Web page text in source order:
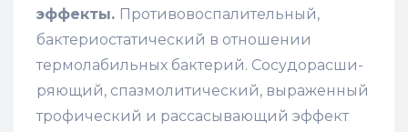
эффекты. Противовоспалительный,
бактерио­статический в отношении
термолабильных бактерий. Сосудорасши­
ряющий, спазмолитический, выраженный
трофический и рассасывающий эффект